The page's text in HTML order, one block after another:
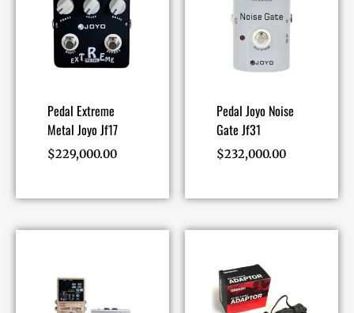
Pedal Extreme
Metal Joyo Jf17
$229,000.00
Pedal Joyo Noise
Gate Jf31
$232,000.00